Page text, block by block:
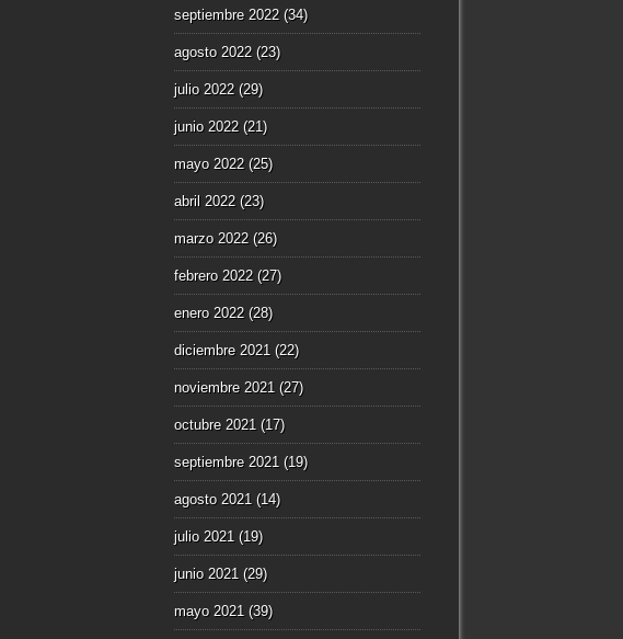
septiembre 2022 (34)
agosto 2022 (23)
julio 2022 (29)
junio 2022 (21)
mayo 2022 (25)
abril 2022 (23)
marzo 2022 (26)
febrero 2022 (27)
enero 2022 (28)
diciembre 2021 (22)
noviembre 2021 (27)
octubre 2021 (17)
septiembre 2021 (19)
agosto 2021 (14)
julio 2021 (19)
junio 2021 (29)
mayo 2021 (39)